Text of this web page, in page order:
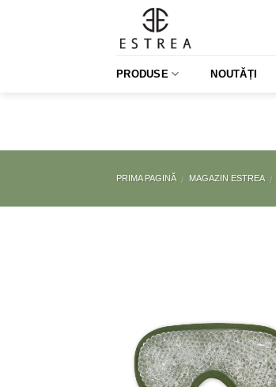
PRODUSE NOUTĂȚI
PRIMA PAGINĂ / MAGAZIN ESTREA /